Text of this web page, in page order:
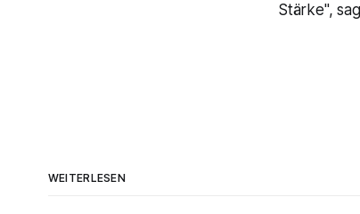
Stärke",
WEITERLESEN